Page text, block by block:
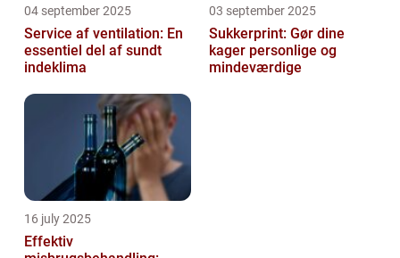
04 september 2025
Service af ventilation: En
essentiel del af sundt
indeklima
03 september 2025
Sukkerprint: Gør dine
kager personlige og
mindeværdige
16 july 2025
Effektiv